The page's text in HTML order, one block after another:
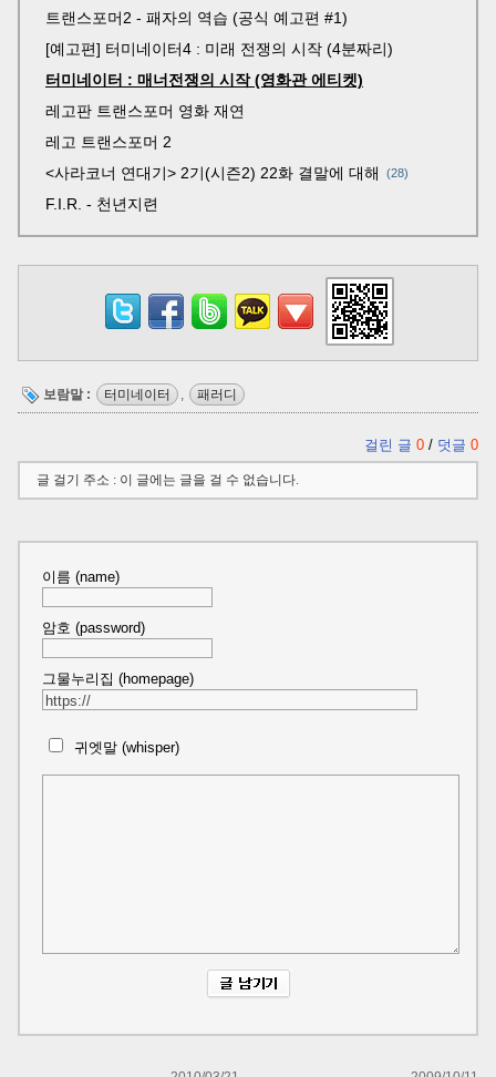
트랜스포머2 - 패자의 역습 (공식 예고편 #1)
[예고편] 터미네이터4 : 미래 전쟁의 시작 (4분짜리)
터미네이터 : 매너전쟁의 시작 (영화관 에티켓)
레고판 트랜스포머 영화 재연
레고 트랜스포머 2
<사라코너 연대기> 2기(시즌2) 22화 결말에 대해
28
F.I.R. - 천년지련
보람말 : 터미네이터 , 패러디
걸린 글 0 / 덧글 0
글 걸기 주소 : 이 글에는 글을 걸 수 없습니다.
이름 (name)
암호 (password)
그물누리집 (homepage)
귀엣말 (whisper)